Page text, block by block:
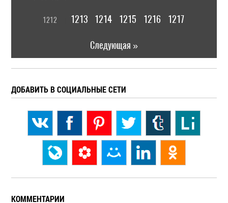
1212 1213 1214 1215 1216 1217
Следующая »
ДОБАВИТЬ В СОЦИАЛЬНЫЕ СЕТИ
КОММЕНТАРИИ